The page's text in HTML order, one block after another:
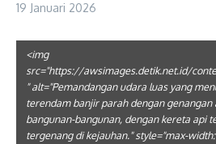
19 Januari 2026
<img
src="https://awsimages.detik.net.id/
" alt="Pemandangan udara luas yang
terendam banjir parah dengan genangan
bangunan-bangunan, dengan kereta api
tergenang di kejauhan." style="max-